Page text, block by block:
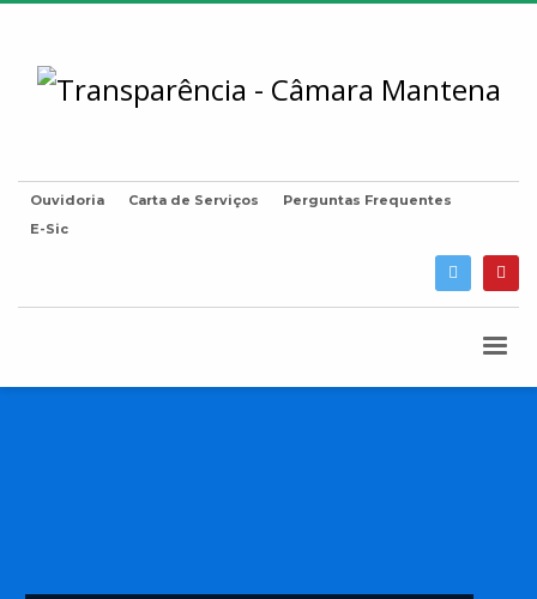
Ouvidoria Carta de Serviços
Perguntas Frequentes
E-Sic